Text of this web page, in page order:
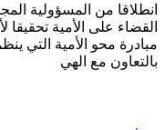
انطلاقا من المسؤولية
القضاء على الأمية تحقيقا
مبادرة محو الأمية التي
بالتعاون مع الهي